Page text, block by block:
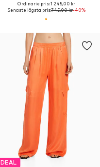
Ordinarie pris: 1 245,00 kr
Senaste lägsta pris:745,00 kr-40%
DEAL